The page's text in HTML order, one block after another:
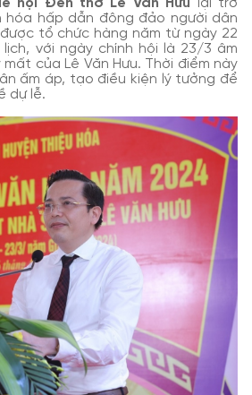
lễ hội Đền thờ Lê Văn Hưu lại trở
hóa hấp dẫn đông đảo người dân
tổ chức hàng năm từ ngày 22
với ngày chính hội là 23/3 âm
của Lê Văn Hưu. Thời điểm này
ấm áp, tạo điều kiện lý tưởng để
dự lễ.